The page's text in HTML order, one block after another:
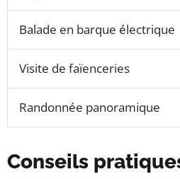
Balade en barque électrique
Visite de faïenceries
Randonnée panoramique
Conseils